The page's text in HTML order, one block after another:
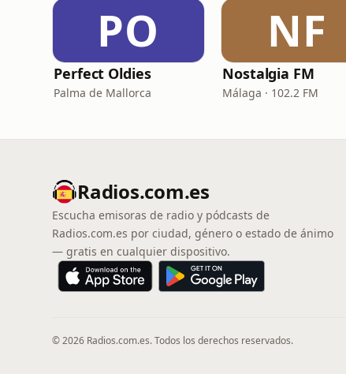
PO
Perfect Oldies
Palma de Mallorca
NF
Nostalgia FM
Málaga · 102.2 FM
Radios.com.es
Escucha emisoras de radio y pódcasts de
Radios.com.es por ciudad, género o estado de ánimo
— gratis en cualquier dispositivo.
© 2026 Radios.com.es. Todos los derechos reservados.